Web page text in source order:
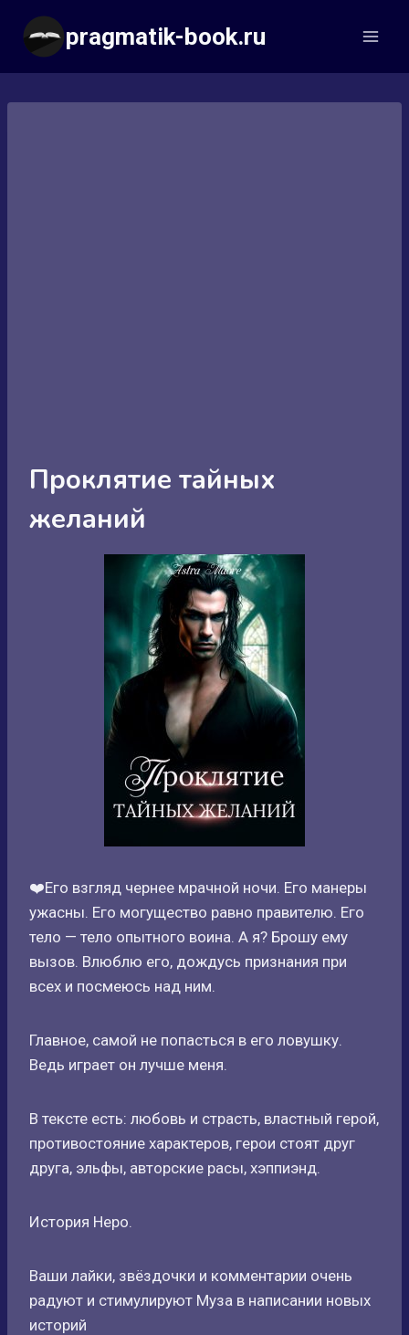
Перейти
содержимому
pragmatik-book.ru
Проклятие тайных
желаний
❤️Его взгляд чернее мрачной ночи. Его манеры
ужасны. Его могущество равно правителю. Его
тело — тело опытного воина. А я? Брошу ему
вызов. Влюблю его, дождусь признания при
всех и посмеюсь над ним.
Главное, самой не попасться в его ловушку.
Ведь играет он лучше меня.
В тексте есть: любовь и страсть, властный герой,
противостояние характеров, герои стоят друг
друга, эльфы, авторские расы, хэппиэнд.
История Неро.
Ваши лайки, звёздочки и комментарии очень
радуют и стимулируют Муза в написании новых
историй